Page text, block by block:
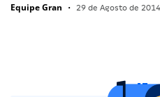
Equipe Gran • 29 de Agosto de 2014